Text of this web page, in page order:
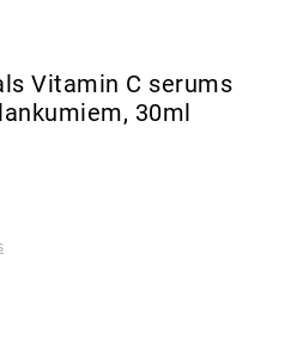
Vitamin C serums
30ml